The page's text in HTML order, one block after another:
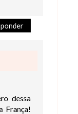
dessa
França!